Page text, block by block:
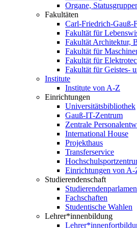
Organe,
Fakultäten
Carl-Friedrich-Gauß-
Fakultät für
Fakultät Architektur,
Fakultät für
Fakultät für
Fakultät für Geistes-
Institute
Institute von A-Z
Einrichtungen
Universitätsbibliothek
Gauß-IT-Zentrum
Zentrale
International House
Projekthaus
Transferservice
Einrichtungen von A-
Studierendenschaft
Fachschaften
Studentische Wahlen
Lehrer*innenbildung